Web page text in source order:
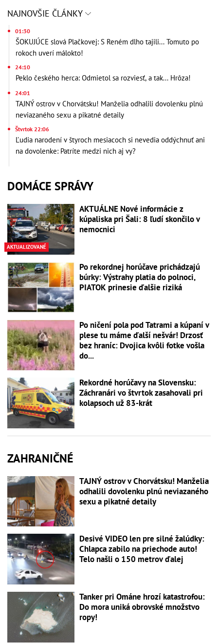
NAJNOVŠIE ČLÁNKY
01:30
ŠOKUJÚCE slová Plačkovej: S Reném dlho tajili... Tomuto po
rokoch uverí málokto!
24:10
Peklo českého herca: Odmietol sa rozviesť, a tak... Hrôza!
24:01
TAJNÝ ostrov v Chorvátsku! Manželia odhalili dovolenku plnú
neviazaného sexu a pikatné detaily
Štvrtok 22:06
Ľudia narodení v štyroch mesiacoch si nevedia oddýchnuť ani
na dovolenke: Patríte medzi nich aj vy?
DOMÁCE SPRÁVY
AKTUALIZOVANÉ
AKTUÁLNE Nové informácie z
kúpaliska pri Šali: 8 ľudí skončilo v
nemocnici
Po rekordnej horúčave prichádzajú
búrky: Výstrahy platia do polnoci,
PIATOK prinesie ďalšie riziká
Po ničení pola pod Tatrami a kúpaní v
plese tu máme ďalší nešvár! Drzosť
bez hraníc: Dvojica kvôli fotke vošla
do...
Rekordné horúčavy na Slovensku:
Záchranári vo štvrtok zasahovali pri
kolapsoch už 83-krát
ZAHRANIČNÉ
TAJNÝ ostrov v Chorvátsku! Manželia
odhalili dovolenku plnú neviazaného
sexu a pikatné detaily
Desivé VIDEO len pre silné žalúdky:
Chlapca zabilo na priechode auto!
Telo našli o 150 metrov ďalej
Tanker pri Ománe hrozí katastrofou:
Do mora uniká obrovské množstvo
ropy!